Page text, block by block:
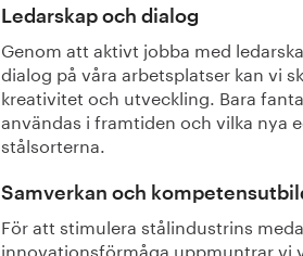
Ledarskap och dialog
Genom att aktivt jobba med
dialog på våra arbetsplatser kan vi
kreativitet och utveckling. Bara
användas i framtiden och vilka nya
stålsorterna.
Samverkan och
För att stimulera stålindustrins
innovationsförmåga uppmuntrar vi